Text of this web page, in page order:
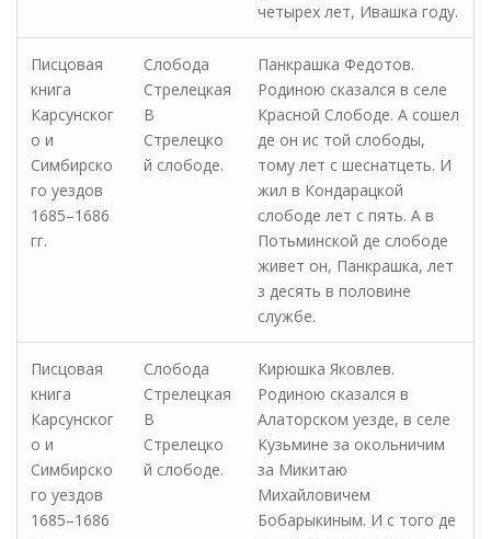
четырех лет, Ивашка году.
Писцовая
книга
Карсунског
о и
Симбирско
го уездов
1685–1686
гг.
Слобода
Стрелецкая
В
Стрелецко
й слободе.
Панкрашка Федотов.
Родиною сказался в селе
Красной Слободе. А сошел
де он ис той слободы,
тому лет с шеснатцеть. И
жил в Кондарацкой
слободе лет с пять. А в
Потьминской де слободе
живет он, Панкрашка, лет
з десять в половине
службе.
Писцовая
книга
Карсунског
о и
Симбирско
го уездов
1685–1686
Слобода
Стрелецкая
В
Стрелецко
й слободе.
Кирюшка Яковлев.
Родиною сказался в
Алаторском уезде, в селе
Кузьмине за окольничим
за Микитаю
Михайловичем
Бобарыкиным. И с того де